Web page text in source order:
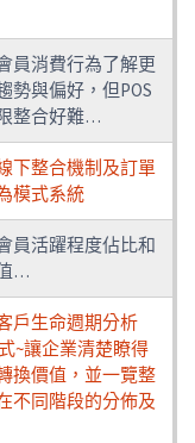
員消費行為了解更
勢與偏好，但POS
整合好難…
下整合機制及訂單
模式系統
員活躍程度佔比和
…
戶生命週期分析
~讓企業清楚瞭得
換價值，並一覽整
不同階段的分佈及